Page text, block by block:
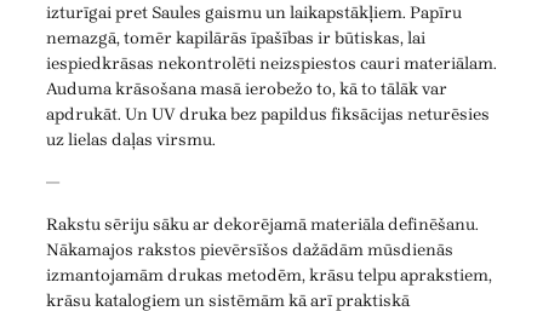
izturīgai pret Saules gaismu un laikapstākļiem. Papīru
nemazgā, tomēr kapilārās īpašības ir būtiskas, lai
iespiedkrāsas nekontrolēti neizspiestos cauri materiālam.
Auduma krāsošana masā ierobežo to, kā to tālāk var
apdrukāt. Un UV druka bez papildus fiksācijas neturēsies
uz lielas daļas virsmu.
—
Rakstu sēriju sāku ar dekorējamā materiāla definēšanu.
Nākamajos rakstos pievērsīšos dažādām mūsdienās
izmantojamām drukas metodēm, krāsu telpu aprakstiem,
krāsu katalogiem un sistēmām kā arī praktiskā